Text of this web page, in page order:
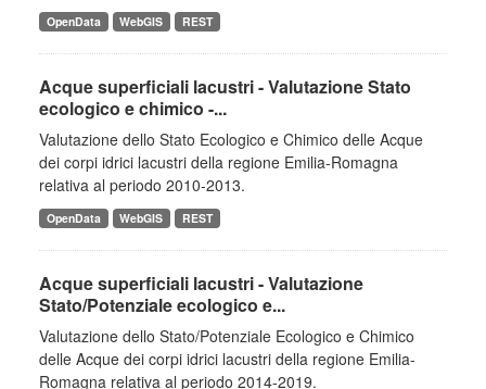
OpenData WebGIS REST
Acque superficiali lacustri - Valutazione Stato
ecologico e chimico -...
Valutazione dello Stato Ecologico e Chimico delle Acque
dei corpi idrici lacustri della regione Emilia-Romagna
relativa al periodo 2010-2013.
OpenData WebGIS REST
Acque superficiali lacustri - Valutazione
Stato/Potenziale ecologico e...
Valutazione dello Stato/Potenziale Ecologico e Chimico
delle Acque dei corpi idrici lacustri della regione Emilia-
Romagna relativa al periodo 2014-2019.